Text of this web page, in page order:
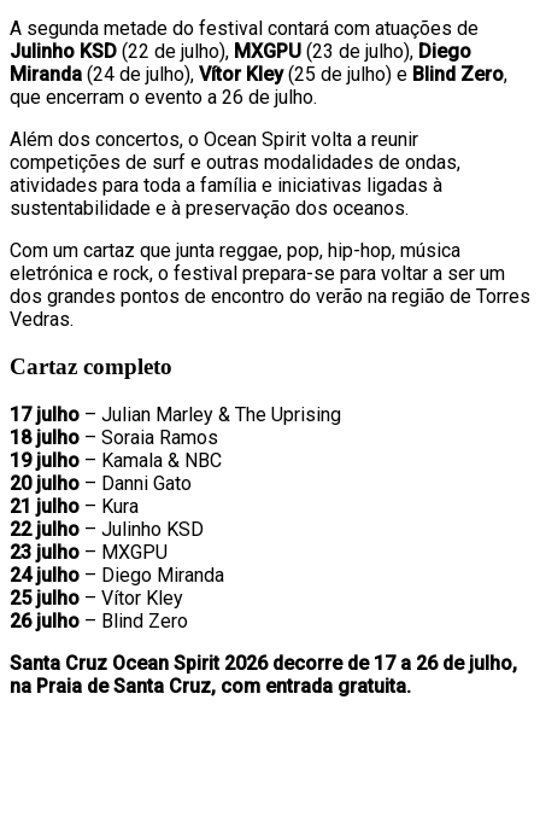
A segunda metade do festival contará com atuações de
Julinho KSD (22 de julho), MXGPU (23 de julho), Diego
Miranda (24 de julho), Vítor Kley(25 de julho) e Blind Zero,
que encerram o evento a 26 de julho.
Além dos concertos, o Ocean Spirit volta a reunir
competições de surf e outras modalidades de ondas,
atividades para toda a família e iniciativas ligadas à
sustentabilidade e à preservação dos oceanos.
Com um cartaz que junta reggae, pop, hip-hop, música
eletrónica e rock, o festival prepara-se para voltar a ser um
dos grandes pontos de encontro do verão na região de Torres
Vedras.
Cartaz completo
17 julho – Julian Marley & The Uprising
18 julho – Soraia Ramos
19 julho – Kamala & NBC
20 julho – Danni Gato
21 julho – Kura
22 julho – Julinho KSD
23 julho – MXGPU
24 julho – Diego Miranda
25 julho – Vítor Kley
26 julho – Blind Zero
Santa Cruz Ocean Spirit 2026 decorre de 17 a 26 de julho,
na Praia de Santa Cruz, com entrada gratuita.